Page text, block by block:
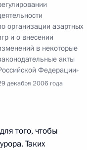
2
организации азартных
и о внесении
в некоторые
акты
Федерации»
декабря 2006 года
того, чтобы
Таких